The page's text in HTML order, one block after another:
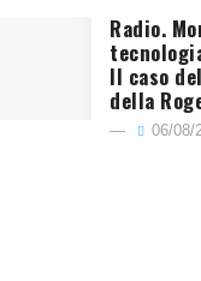
Radio.
Il caso
della
06/08/